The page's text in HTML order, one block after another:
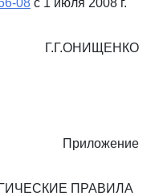
08 с 1 июля 2008 г.
Г.Г.ОНИЩЕНКО
Приложение
ПРАВИЛА